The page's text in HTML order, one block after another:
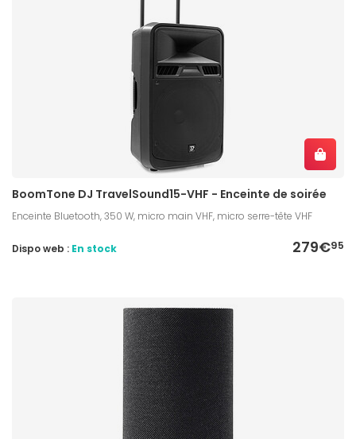
BoomTone DJ TravelSound15-VHF - Enceinte de soirée
Enceinte Bluetooth, 350 W, micro main VHF, micro serre-tête VHF
279€95
Dispo web : En stock